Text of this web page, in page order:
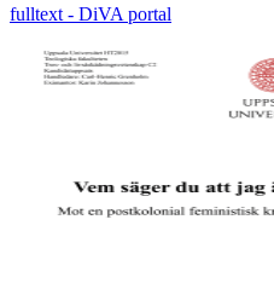
fulltext - DiVA portal